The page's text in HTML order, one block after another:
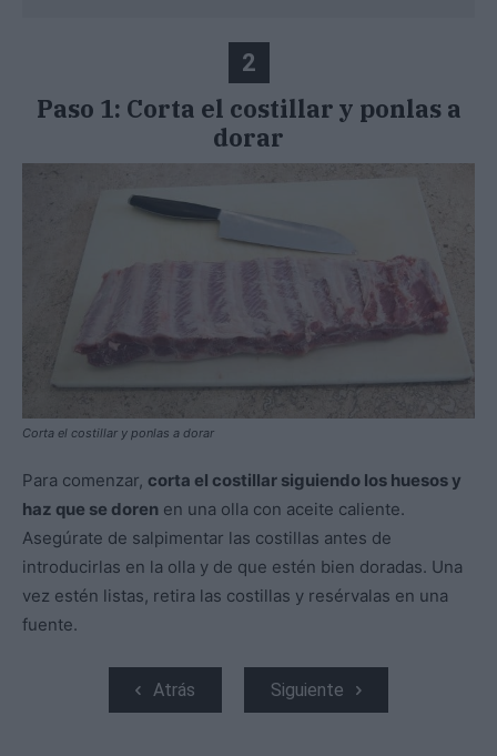
2
Paso 1: Corta el costillar y ponlas a
dorar
Corta el costillar y ponlas a dorar
Para comenzar, corta el costillar siguiendo los huesos y
haz que se doren en una olla con aceite caliente.
Asegúrate de salpimentar las costillas antes de
introducirlas en la olla y de que estén bien doradas. Una
vez estén listas, retira las costillas y resérvalas en una
fuente.
Atrás Siguiente